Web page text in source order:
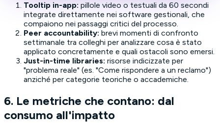
Tooltip in-app: pillole video o testuali da 60 secondi
integrate direttamente nei software gestionali, che
compaiono nei passaggi critici del processo.
Peer accountability: brevi momenti di confronto
settimanale tra colleghi per analizzare cosa è stato
applicato concretamente e quali ostacoli sono emersi.
Just-in-time libraries: risorse indicizzate per
"problema reale" (es. "Come rispondere a un reclamo")
anziché per categorie teoriche o accademiche.
6. Le metriche che contano: dal
consumo all'impatto